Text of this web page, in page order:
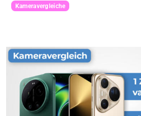
Kameravergleiche